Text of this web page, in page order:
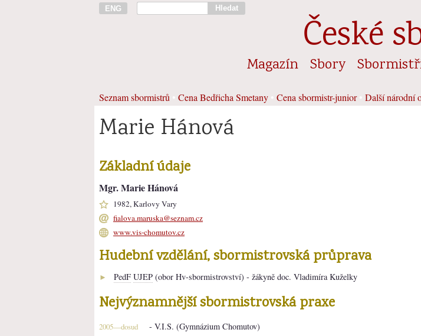
ENG Hledat
České
Magazín Sbory
Seznam sbormistrů Cena Bedřicha Smetany Cena sbormistr-junior• Další národní
Marie Hánová
Základní údaje
Mgr. Marie Hánová
1982, Karlovy Vary
fialova.maruska@seznam.cz
www.vis-chomutov.cz
Hudební vzdělání, sbormistrovská průprava
► PedF UJEP (obor Hv-sbormistrovství) - žákyně doc. Vladimíra Kuželky
Nejvýznamnější sbormistrovská praxe
2005—dosud - V.I.S. (Gymnázium Chomutov)